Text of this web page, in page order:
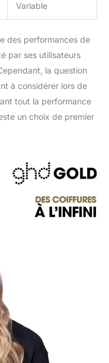
Variable
des performances de
par ses utilisateurs
la question
à considérer lors de
tout la performance
un choix de premier